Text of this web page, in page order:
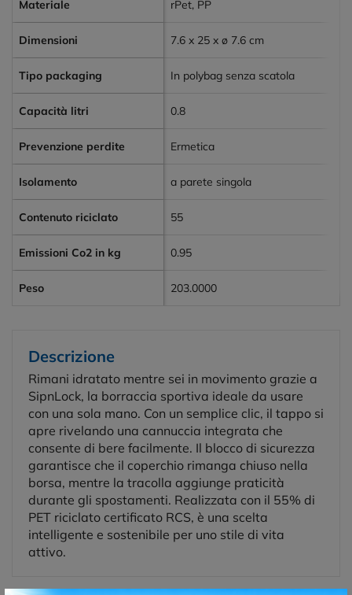
Materiale rPet, PP
Dimensioni 7.6 x 25 x ø 7.6 cm
Tipo packaging In polybag senza scatola
Capacità litri 0.8
Prevenzione perdite Ermetica
Isolamento a parete singola
Contenuto riciclato 55
Emissioni Co2 in kg 0.95
Peso 203.0000
Descrizione
Rimani idratato mentre sei in movimento grazie a
SipnLock, la borraccia sportiva ideale da usare
con una sola mano. Con un semplice clic, il tappo si
apre rivelando una cannuccia integrata che
consente di bere facilmente. Il blocco di sicurezza
garantisce che il coperchio rimanga chiuso nella
borsa, mentre la tracolla aggiunge praticità
durante gli spostamenti. Realizzata con il 55% di
PET riciclato certificato RCS, è una scelta
intelligente e sostenibile per uno stile di vita
attivo.